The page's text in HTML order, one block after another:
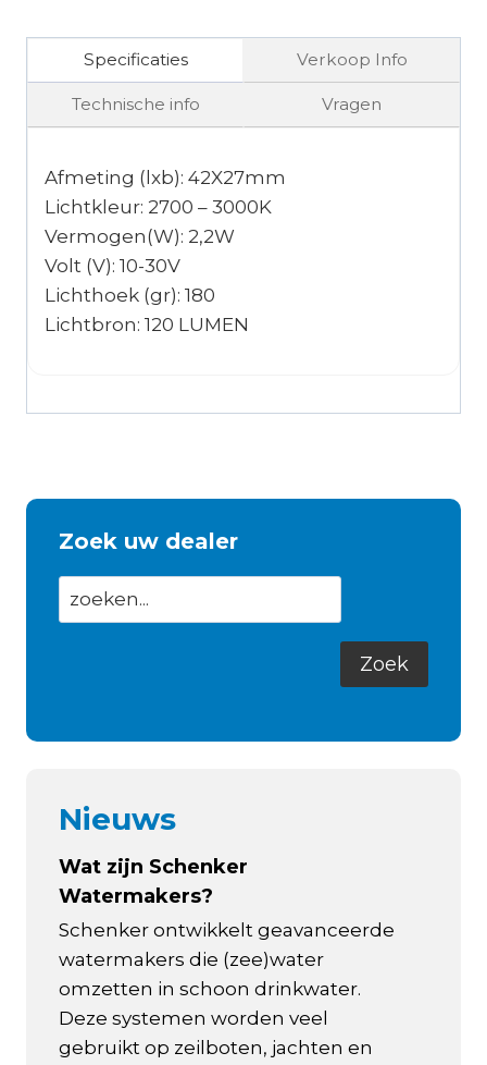
Specificaties Verkoop Info
Technische info Vragen
Afmeting (lxb): 42X27mm
Lichtkleur: 2700 – 3000K
Vermogen(W): 2,2W
Volt (V): 10-30V
Lichthoek (gr): 180
Lichtbron: 120 LUMEN
Zoek uw dealer
Nieuws
Wat zijn Schenker
Watermakers?
Schenker ontwikkelt geavanceerde
watermakers die (zee)water
omzetten in schoon drinkwater.
Deze systemen worden veel
gebruikt op zeilboten, jachten en